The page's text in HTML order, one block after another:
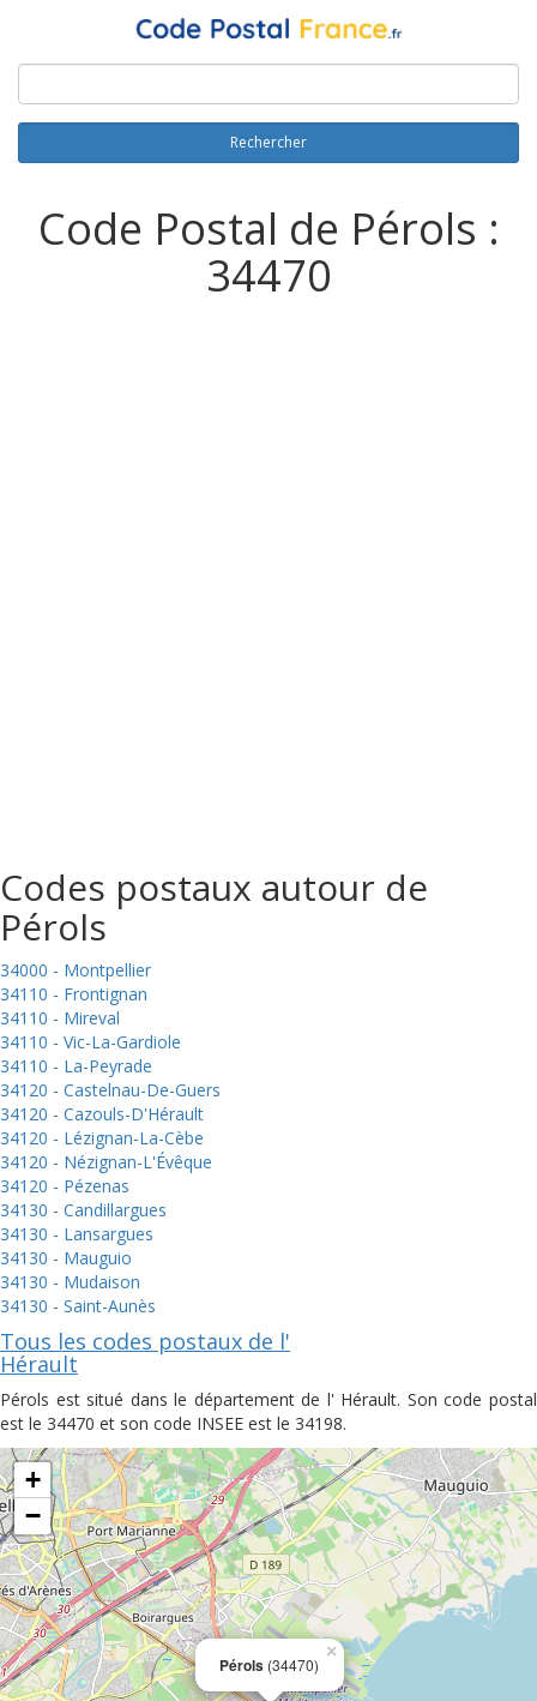
Rechercher
Code Postal de Pérols :
34470
Codes postaux autour de
Pérols
34000 - Montpellier
34110 - Frontignan
34110 - Mireval
34110 - Vic-La-Gardiole
34110 - La-Peyrade
34120 - Castelnau-De-Guers
34120 - Cazouls-D'Hérault
34120 - Lézignan-La-Cèbe
34120 - Nézignan-L'Évêque
34120 - Pézenas
34130 - Candillargues
34130 - Lansargues
34130 - Mauguio
34130 - Mudaison
34130 - Saint-Aunès
Tous les codes postaux de l'
Hérault
Pérols est situé dans le département de l' Hérault. Son code postal
est le 34470 et son code INSEE est le 34198.
Pérols (34470)
×
+
−